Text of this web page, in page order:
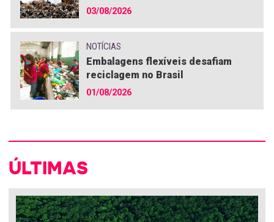
03/08/2026
NOTÍCIAS
Embalagens flexíveis desafiam
reciclagem no Brasil
01/08/2026
ÚLTIMAS